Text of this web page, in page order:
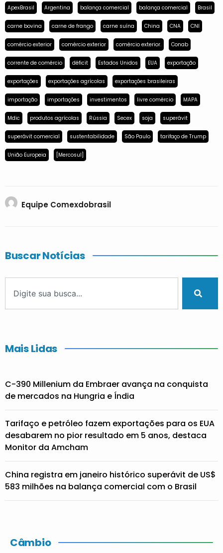
ApexBrasil Argentina balança comercial balança comercial Brasil
carne bovina carne de frango carne suína China CNA CNI
comércio exterior comércio exterior comércio exterior. Conab
corrente de comércio déficit Estados Unidos EUA exportação
exportações exportações agrícolas exportações brasileiras
importação importações investimentos livre comércio MAPA
Mdic produtos agrícolas Rússia Secex soja superávit
superávit comercial sustentabilidade São Paulo tarifaço de Trump
União Europeia [Mercosul]
Equipe Comexdobrasil
Buscar Notícias
Mais Lidas
C-390 Millenium da Embraer avança na conquista
de mercados na Hungria e Índia
Tarifaço e petróleo fazem exportações para os EUA
desabarem no pior resultado em 5 anos, destaca
Monitor da Amcham
China registra em janeiro histórico superávit de US$
583 milhões na balança comercial com o Brasil
Câmbio